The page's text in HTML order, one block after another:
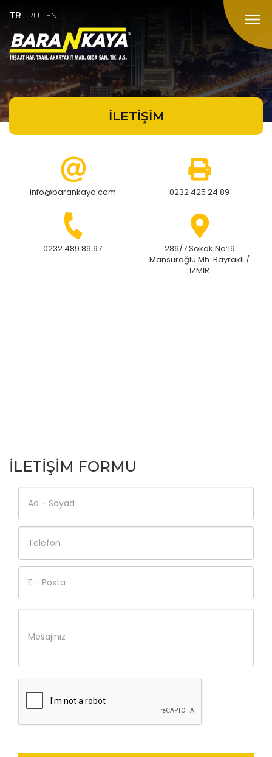
menu
TR - RU - EN
İLETİŞİM
info@barankaya.com 0232 425 24 89
0232 489 89 97
286/7 Sokak No:19
Mansuroğlu Mh. Bayraklı /
İZMİR
İLETİŞİM FORMU